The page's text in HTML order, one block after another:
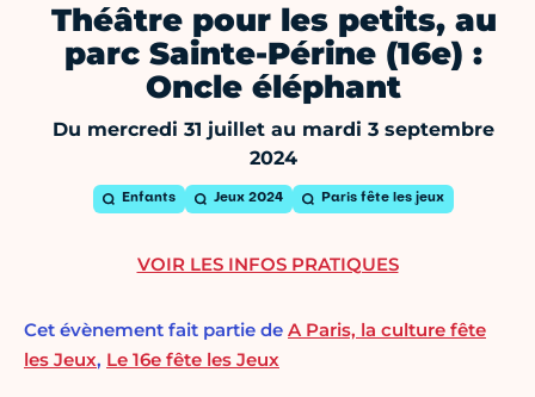
Théâtre pour les petits, au
parc Sainte-Périne (16e) :
Oncle éléphant
Du mercredi 31 juillet au mardi 3 septembre
2024
Enfants Jeux 2024 Paris fête les jeux
Cet évènement fait partie de A Paris, la culture fête
les Jeux, Le 16e fête les Jeux
VOIR LES INFOS PRATIQUES